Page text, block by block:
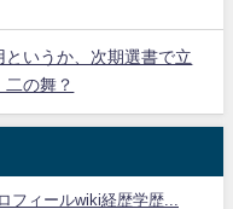
というか、次期選書で立
の舞？
フィールwiki経歴学歴...